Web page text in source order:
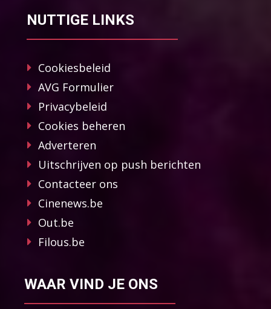
NUTTIGE LINKS
Cookiesbeleid
AVG Formulier
Privacybeleid
Cookies beheren
Adverteren
Uitschrijven op push berichten
Contacteer ons
Cinenews.be
Out.be
Filous.be
WAAR VIND JE ONS